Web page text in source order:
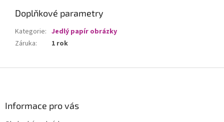
Doplňkové parametry
Kategorie: Jedlý papír obrázky
Záruka: 1 rok
Informace pro vás